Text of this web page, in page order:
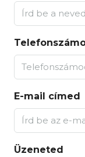
E-mail címed
Üzeneted